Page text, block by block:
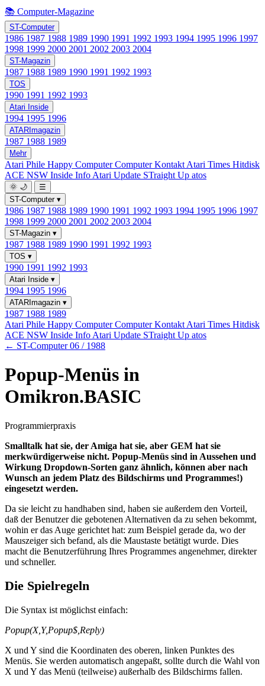
📚 Computer-Magazine
ST-Computer
1986 1987 1988 1989 1990 1991 1992 1993 1994 1995 1996 1997
1998 1999 2000 2001 2002 2003 2004
ST-Magazin
1987 1988 1989 1990 1991 1992 1993
TOS
1990 1991 1992 1993
Atari Inside
1994 1995 1996
ATARImagazin
1987 1988 1989
Mehr
Atari Phile Happy ComputerComputer Kontakt Atari Times Hitdisk
ACE NSW Inside Info Atari Update STraight Up atos
🌞 🌙
☰
ST-Computer ▾
1986 1987 1988 1989 1990 1991 1992 1993 1994 1995 1996 1997
1998 1999 2000 2001 2002 2003 2004
ST-Magazin ▾
1987 1988 1989 1990 1991 1992 1993
TOS ▾
1990 1991 1992 1993
Atari Inside ▾
1994 1995 1996
ATARImagazin ▾
1987 1988 1989
Atari Phile Happy ComputerComputer Kontakt Atari Times Hitdisk
ACE NSW Inside Info Atari Update STraight Up atos
← ST-Computer 06 / 1988
Popup-Menüs in
Omikron.BASIC
Programmierpraxis
Smalltalk hat sie, der Amiga hat sie, aber GEM hat sie
merkwürdigerweise nicht. Popup-Menüs sind in Aussehen und
Wirkung Dropdown-Sorten ganz ähnlich, können aber nach
Wunsch an jedem Platz des Bildschirms und Programmes!)
eingesetzt werden.
Da sie leicht zu handhaben sind, haben sie außerdem den Vorteil,
daß der Benutzer die gebotenen Alternativen da zu sehen bekommt,
wohin er das Auge gerichtet hat: zum Beispiel gerade da, wo der
Mauszeiger sich befand, als die Maustaste betätigt wurde. Dies
macht die Benutzerführung Ihres Programmes angenehmer, direkter
und schneller.
Die Spielregeln
Die Syntax ist möglichst einfach:
Popup(X,Y,Popup$,Reply)
X und Y sind die Koordinaten des oberen, linken Punktes des
Menüs. Sie werden automatisch angepaßt, sollte durch die Wahl von
X und Y das Menü (teilweise) außerhalb des Bildschirms fallen.